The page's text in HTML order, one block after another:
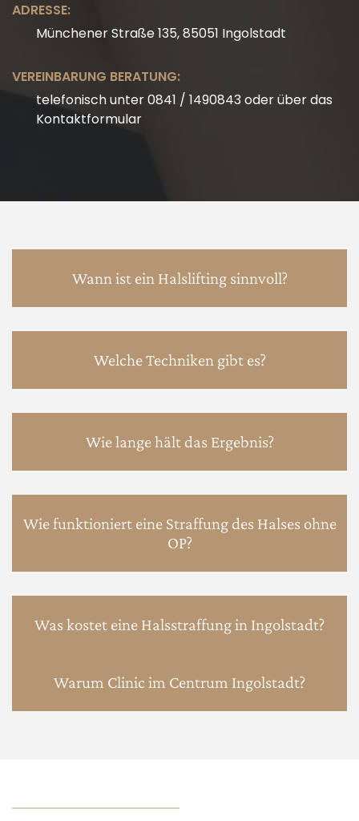
ADRESSE:
Münchener Straße 135, 85051 Ingolstadt
VEREINBARUNG BERATUNG:
telefonisch unter 0841 / 1490843 oder über das
Kontaktformular
Wann ist ein Halslifting sinnvoll?
Welche Techniken gibt es?
Wie lange hält das Ergebnis?
Wie funktioniert eine Straffung des Halses ohne
OP?
Was kostet eine Halsstraffung in Ingolstadt?
Warum Clinic im Centrum Ingolstadt?